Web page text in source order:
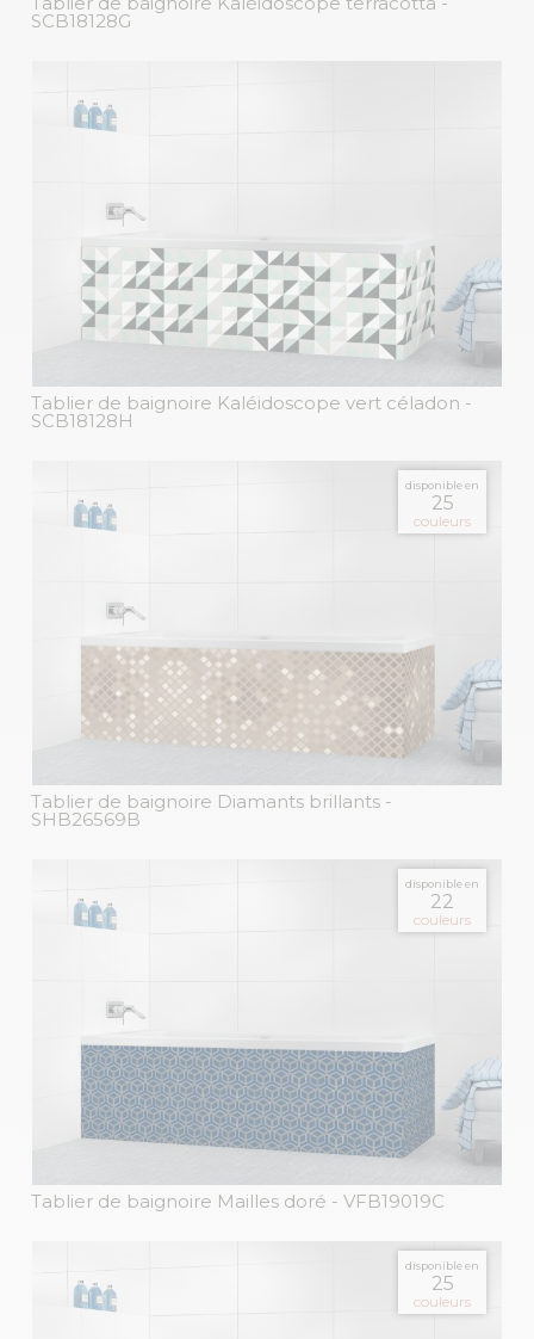
SCB18128G
Tablier de baignoire Kaléidoscope vert céladon -
SCB18128H
disponible en
25
couleurs
Tablier de baignoire Diamants brillants -
SHB26569B
disponible en
22
couleurs
Tablier de baignoire Mailles doré - VFB19019C
disponible en
25
couleurs